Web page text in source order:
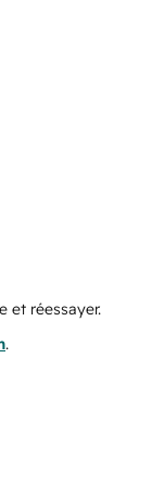
et réessayer.
.